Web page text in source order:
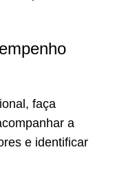
faça
a
e identificar